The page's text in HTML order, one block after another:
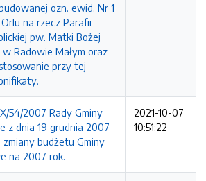
ozn. ewid. Nr 1
na rzecz Parafii
pw. Matki Bożej
Radowie Małym oraz
przy tej
54/2007 Rady Gminy
z dnia 19 grudnia 2007
zmiany budżetu Gminy
na 2007 rok.
2021-10-07
10:51:22